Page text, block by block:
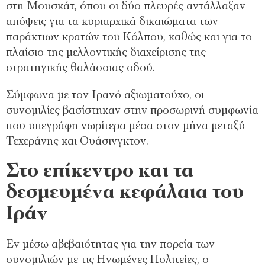
στη Μουσκάτ, όπου οι δύο πλευρές αντάλλαξαν
απόψεις για τα κυριαρχικά δικαιώματα των
παράκτιων κρατών του Κόλπου, καθώς και για το
πλαίσιο της μελλοντικής διαχείρισης της
στρατηγικής θαλάσσιας οδού.
Σύμφωνα με τον Ιρανό αξιωματούχο, οι
συνομιλίες βασίστηκαν στην προσωρινή συμφωνία
που υπεγράφη νωρίτερα μέσα στον μήνα μεταξύ
Τεχεράνης και Ουάσινγκτον.
Στο επίκεντρο και τα
δεσμευμένα κεφάλαια του
Ιράν
Εν μέσω αβεβαιότητας για την πορεία των
συνομιλιών με τις Ηνωμένες Πολιτείες, ο